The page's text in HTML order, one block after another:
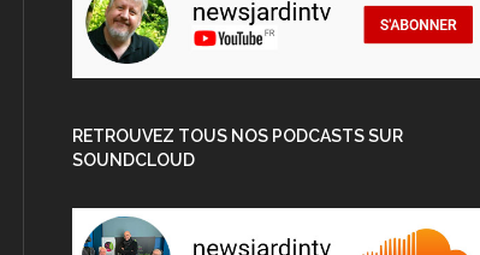
RETROUVEZ TOUS NOS PODCASTS SUR
SOUNDCLOUD